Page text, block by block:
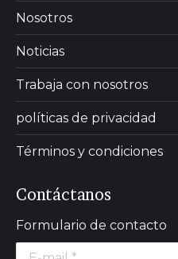
Nosotros
Noticias
Trabaja con nosotros
políticas de privacidad
Términos y condiciones
Contáctanos
Formulario de contacto
E-mail *